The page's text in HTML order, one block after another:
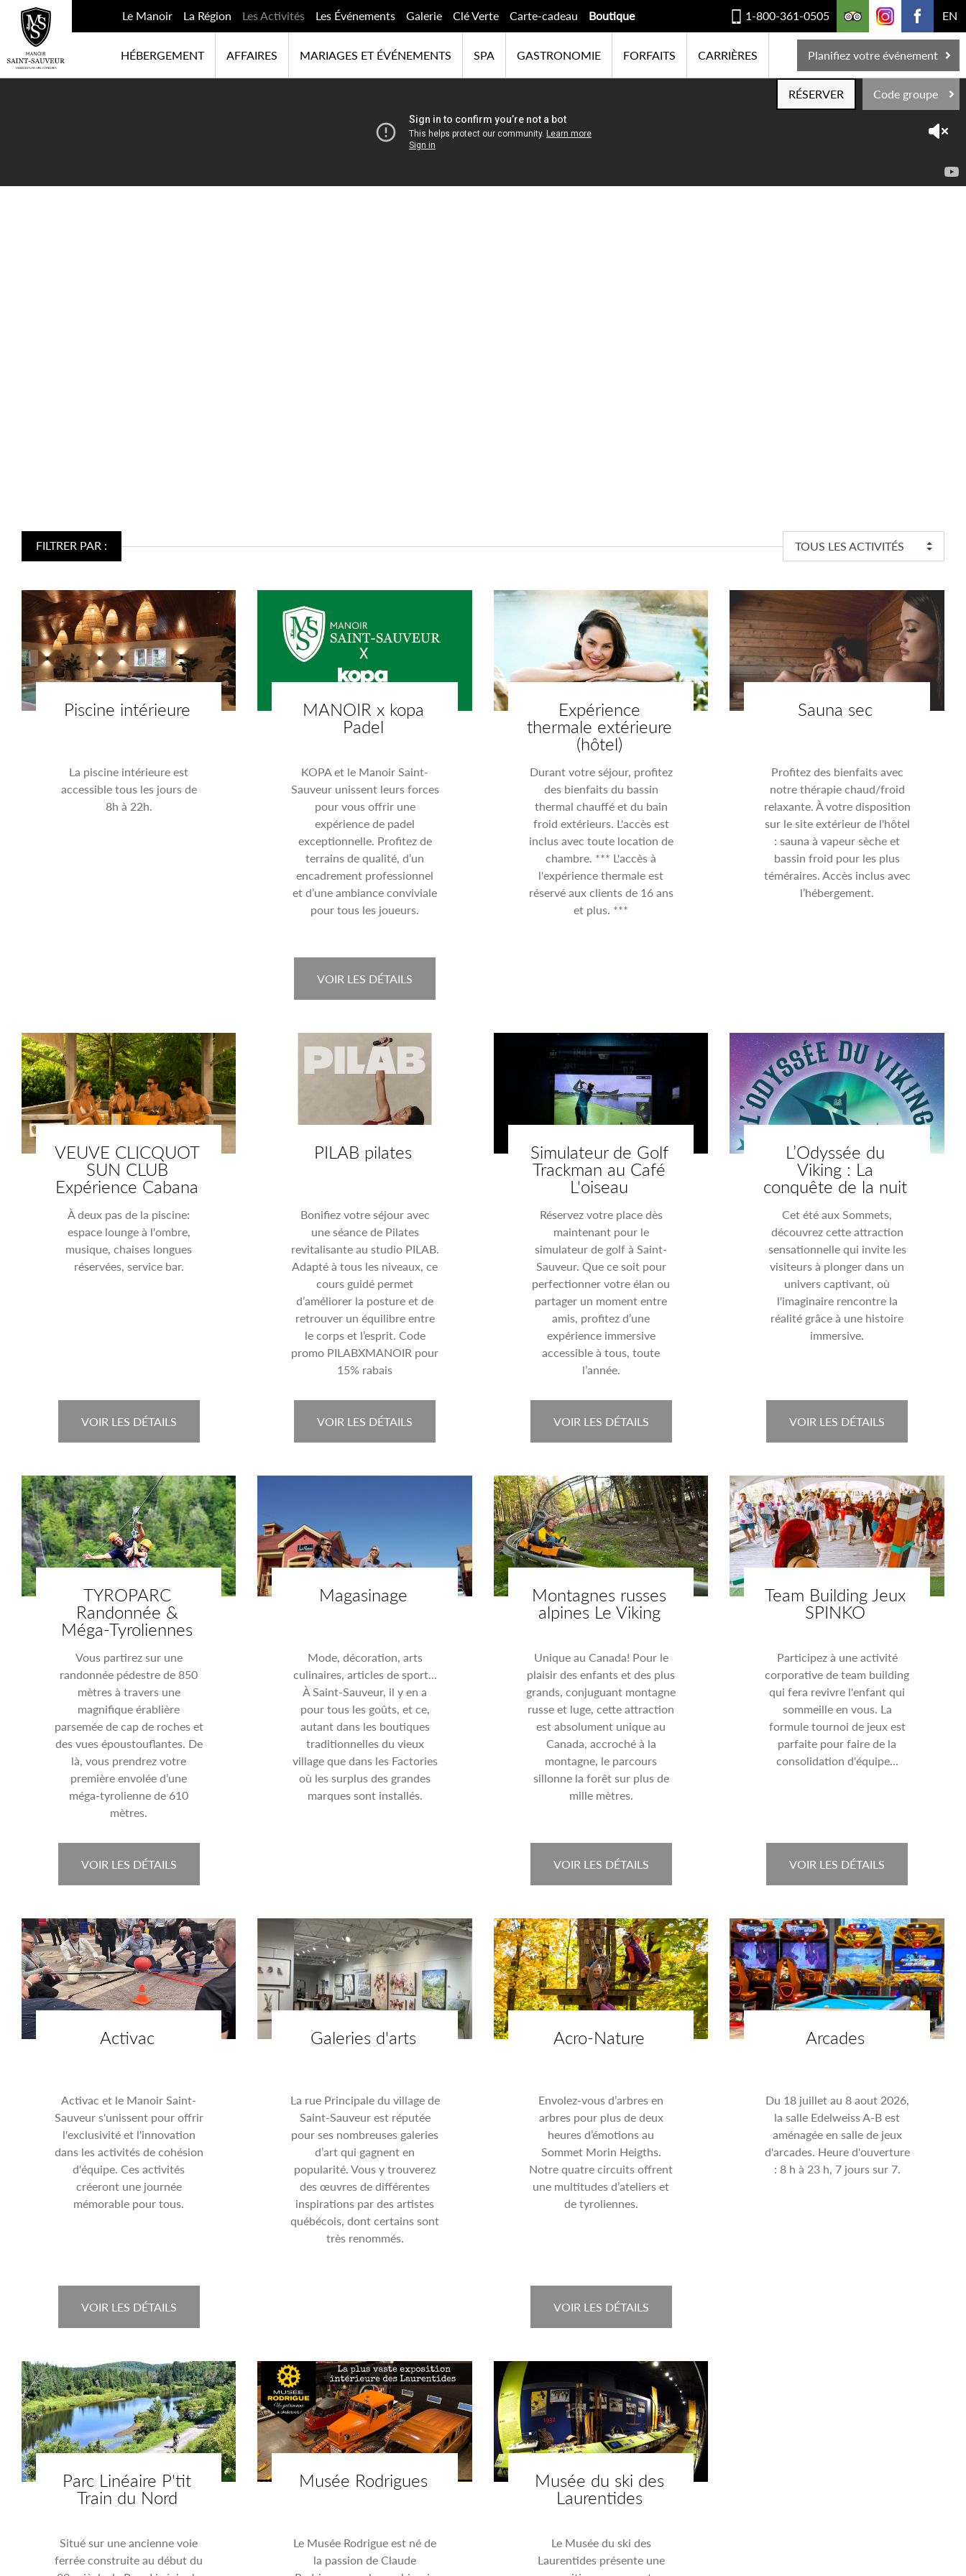
Le Manoir La Région Les Activités Les Événements Galerie Clé Verte Carte-cadeau Boutique EN
1-800-361-0505
HÉBERGEMENT AFFAIRES MARIAGES ET ÉVÉNEMENTS SPA GASTRONOMIE FORFAITS CARRIÈRES Planifiez votre événement
Code groupe
RÉSERVER
FILTRER PAR : TOUS LES ACTIVITÉS
Piscine intérieure
La piscine intérieure est
accessible tous les jours de
8h à 22h.
MANOIR x kopa
Padel
KOPA et le Manoir Saint-
Sauveur unissent leurs forces
pour vous offrir une
expérience de padel
exceptionnelle. Profitez de
terrains de qualité, d’un
encadrement professionnel
et d’une ambiance conviviale
pour tous les joueurs.
VOIR LES DÉTAILS
Expérience
thermale extérieure
(hôtel)
Durant votre séjour, profitez
des bienfaits du bassin
thermal chauffé et du bain
froid extérieurs. L'accès est
inclus avec toute location de
chambre. *** L'accès à
l'expérience thermale est
réservé aux clients de 16 ans
et plus. ***
Sauna sec
Profitez des bienfaits avec
notre thérapie chaud/froid
relaxante. À votre disposition
sur le site extérieur de l'hôtel
: sauna à vapeur sèche et
bassin froid pour les plus
téméraires. Accès inclus avec
l’hébergement.
VEUVE CLICQUOT
SUN CLUB
Expérience Cabana
À deux pas de la piscine:
espace lounge à l'ombre,
musique, chaises longues
réservées, service bar.
VOIR LES DÉTAILS
PILAB pilates
Bonifiez votre séjour avec
une séance de Pilates
revitalisante au studio PILAB.
Adapté à tous les niveaux, ce
cours guidé permet
d’améliorer la posture et de
retrouver un équilibre entre
le corps et l’esprit. Code
promo PILABXMANOIR pour
15% rabais
VOIR LES DÉTAILS
Simulateur de Golf
Trackman au Café
L'oiseau
Réservez votre place dès
maintenant pour le
simulateur de golf à Saint-
Sauveur. Que ce soit pour
perfectionner votre élan ou
partager un moment entre
amis, profitez d’une
expérience immersive
accessible à tous, toute
l’année.
VOIR LES DÉTAILS
L’Odyssée du
Viking : La
conquête de la nuit
Cet été aux Sommets,
découvrez cette attraction
sensationnelle qui invite les
visiteurs à plonger dans un
univers captivant, où
l'imaginaire rencontre la
réalité grâce à une histoire
immersive.
VOIR LES DÉTAILS
TYROPARC
Randonnée &
Méga-Tyroliennes
Vous partirez sur une
randonnée pédestre de 850
mètres à travers une
magnifique érablière
parsemée de cap de roches et
des vues époustouflantes. De
là, vous prendrez votre
première envolée d’une
méga-tyrolienne de 610
mètres.
VOIR LES DÉTAILS
Magasinage
Mode, décoration, arts
culinaires, articles de sport...
À Saint-Sauveur, il y en a
pour tous les goûts, et ce,
autant dans les boutiques
traditionnelles du vieux
village que dans les Factories
où les surplus des grandes
marques sont installés.
Montagnes russes
alpines Le Viking
Unique au Canada! Pour le
plaisir des enfants et des plus
grands, conjuguant montagne
russe et luge, cette attraction
est absolument unique au
Canada, accroché à la
montagne, le parcours
sillonne la forêt sur plus de
mille mètres.
VOIR LES DÉTAILS
Team Building Jeux
SPINKO
Participez à une activité
corporative de team building
qui fera revivre l'enfant qui
sommeille en vous. La
formule tournoi de jeux est
parfaite pour faire de la
consolidation d'équipe...
VOIR LES DÉTAILS
Activac
Activac et le Manoir Saint-
Sauveur s'unissent pour offrir
l'exclusivité et l'innovation
dans les activités de cohésion
d'équipe. Ces activités
créeront une journée
mémorable pour tous.
VOIR LES DÉTAILS
Galeries d'arts
La rue Principale du village de
Saint-Sauveur est réputée
pour ses nombreuses galeries
d’art qui gagnent en
popularité. Vous y trouverez
des œuvres de différentes
inspirations par des artistes
québécois, dont certains sont
très renommés.
Acro-Nature
Envolez-vous d’arbres en
arbres pour plus de deux
heures d’émotions au
Sommet Morin Heigths.
Notre quatre circuits offrent
une multitudes d’ateliers et
de tyroliennes.
VOIR LES DÉTAILS
Arcades
Du 18 juillet au 8 aout 2026,
la salle Edelweiss A-B est
aménagée en salle de jeux
d'arcades. Heure d'ouverture
: 8 h à 23 h, 7 jours sur 7.
Parc Linéaire P'tit
Train du Nord
Situé sur une ancienne voie
ferrée construite au début du
Musée Rodrigues
Le Musée Rodrigue est né de
la passion de Claude
Musée du ski des
Laurentides
Le Musée du ski des
Laurentides présente une